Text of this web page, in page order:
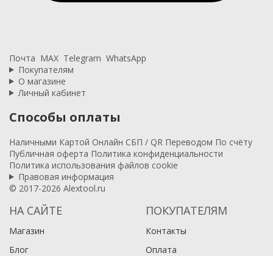
Почта MAX Telegram WhatsApp
Покупателям
О магазине
Личный кабинет
Способы оплаты
Наличными Картой Онлайн СБП / QR Переводом По счёту
Публичная оферта Политика конфиденциальности
Политика использования файлов cookie
Правовая информация
© 2017-2026 Alextool.ru
НА САЙТЕ
Магазин
Блог
ПОКУПАТЕЛЯМ
Контакты
Оплата